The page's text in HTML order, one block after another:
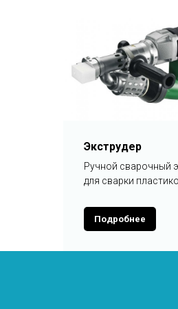
Экструдер
Ручной сварочный
для сварки
Подробнее